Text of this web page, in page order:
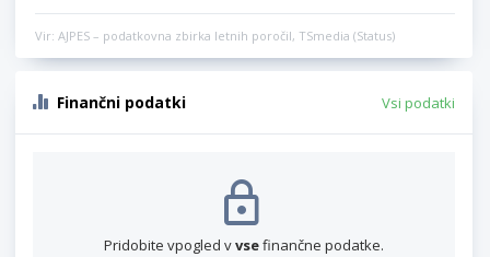
Vir: AJPES – podatkovna zbirka letnih poročil, TSmedia (Status)
Finančni podatki Vsi podatki
Pridobite vpogled vvsefinančne podatke.